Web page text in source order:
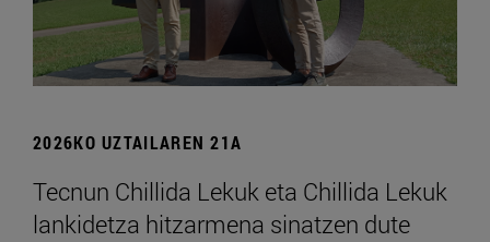
2026KO UZTAILAREN 21A
Tecnun Chillida Lekuk eta Chillida Lekuk
lankidetza hitzarmena sinatzen dute